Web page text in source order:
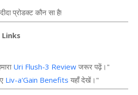
प्रोडक्ट कौन सा है!
Uri Flush-3 Review जरूर पढ़ें। "
Liv-a'Gain Benefits यहाँ देखें। "